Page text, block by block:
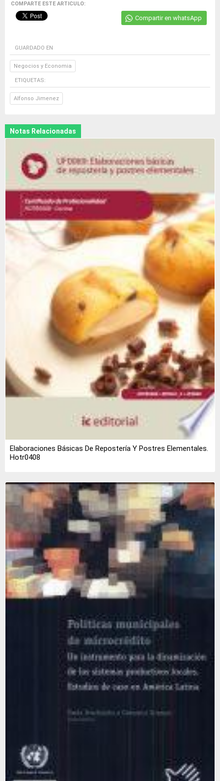
COMPARTE ESTE ARTICULO:
Compartir en whatsApp
GUARDADO EN
Negocios y Economia
ETIQUETAS:
Alfonso Jimenez
Notas Relacionadas
Elaboraciones Básicas De Repostería Y Postres Elementales.
Hotr0408